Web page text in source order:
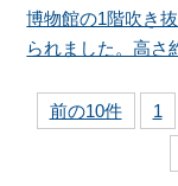
博物館の1階吹き
られました。高さ
前の10件 1